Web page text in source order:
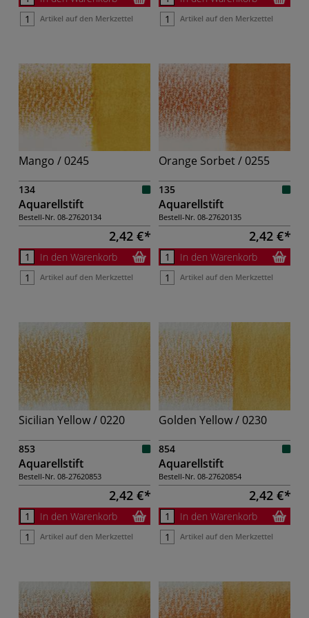
Artikel auf den Merkzettel Artikel auf den Merkzettel
Mango / 0245
134
Aquarellstift
Bestell-Nr. 08-27620134
2,42 €
In den Warenkorb
Artikel auf den Merkzettel
Orange Sorbet / 0255
135
Aquarellstift
Bestell-Nr. 08-27620135
2,42 €
In den Warenkorb
Artikel auf den Merkzettel
Sicilian Yellow / 0220
853
Aquarellstift
Bestell-Nr. 08-27620853
2,42 €
In den Warenkorb
Artikel auf den Merkzettel
Golden Yellow / 0230
854
Aquarellstift
Bestell-Nr. 08-27620854
2,42 €
In den Warenkorb
Artikel auf den Merkzettel